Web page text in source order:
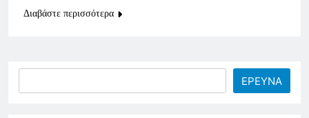
Διαβάστε περισσότερα
ΕΡΕΥΝΑ